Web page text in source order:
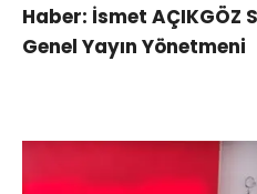
Haber: İsmet AÇIKGÖZ
Genel Yayın Yönetmeni